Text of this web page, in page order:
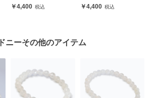
4,400 4,400
ニーその他のアイテム